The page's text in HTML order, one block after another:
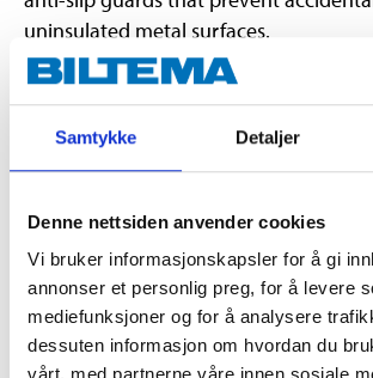
Samtykke Detaljer
Denne nettsiden anvender cookies
Vi bruker informasjonskapsler for å gi
annonser et personlig preg, for å levere
mediefunksjoner og for å analysere
dessuten informasjon om hvordan du
uninsulated metal surfaces.
Technical specifications
Hardness
55–65 HRC
165 mm
Weight
210 g